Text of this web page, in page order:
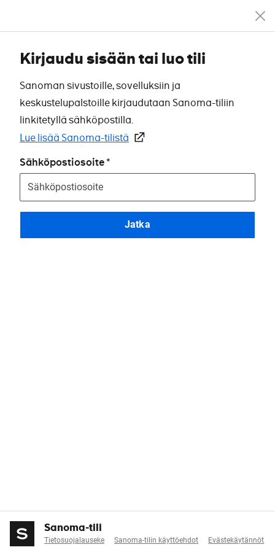
Kirjaudu sisään tai luo tili
Sanoman sivustoille, sovelluksiin ja
keskustelupalstoille kirjaudutaan Sanoma-tiliin
linkitetyllä sähköpostilla.
Lue lisää Sanoma-tilistä
Sähköpostiosoite
Jatka
Sanoma-tili
Tietosuojalauseke Sanoma-tilin käyttöehdot Evästekäytännöt